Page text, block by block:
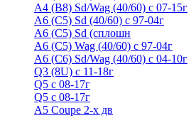
A4 (B8) Sd/Wag (40/60) с 07-15г
A6 (С5) Sd (40/60) с 97-04г
A6 (С5) Sd (сплошн
A6 (С5) Wag (40/60) с 97-04г
A6 (С6) Sd/Wag (40/60) c 04-10г
Q3 (8U) с 11-18г
Q5 с 08-17г
Q5 с 08-17г
А5 Coupe 2-х дв